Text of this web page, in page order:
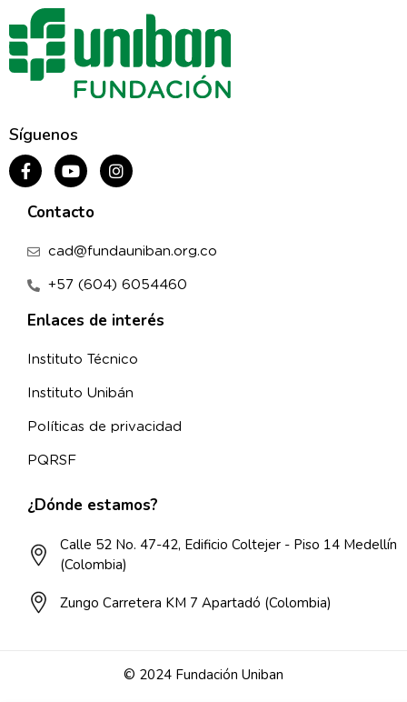
Síguenos
Contacto
cad@fundauniban.org.co
+57 (604) 6054460
Enlaces de interés
Instituto Técnico
Instituto Unibán
Políticas de privacidad
PQRSF
¿Dónde estamos?
Calle 52 No. 47-42, Edificio Coltejer - Piso 14 Medellín
(Colombia)
Zungo Carretera KM 7 Apartadó (Colombia)
© 2024 Fundación Uniban